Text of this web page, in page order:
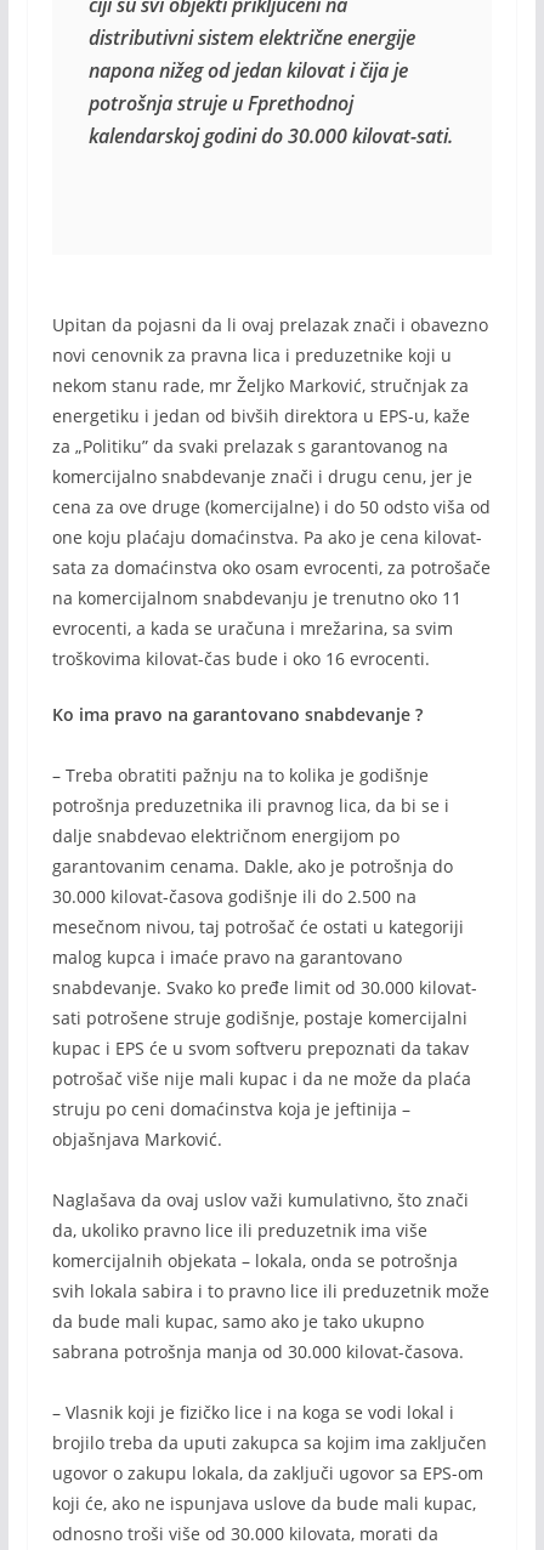
distributivni sistem električne energije
napona nižeg od jedan kilovat i čija je
potrošnja struje u Fprethodnoj
Upitan da pojasni da li ovaj prelazak znači i obavezno
novi cenovnik za pravna lica i preduzetnike koji u
nekom stanu rade, mr Željko Marković, stručnjak za
energetiku i jedan od bivših direktora u EPS-u, kaže
za „Politiku” da svaki prelazak s garantovanog na
komercijalno snabdevanje znači i drugu cenu, jer je
cena za ove druge (komercijalne) i do 50 odsto viša od
one koju plaćaju domaćinstva. Pa ako je cena kilovat-
sata za domaćinstva oko osam evrocenti, za potrošače
na komercijalnom snabdevanju je trenutno oko 11
evrocenti, a kada se uračuna i mrežarina, sa svim
troškovima kilovat-čas bude i oko 16 evrocenti.
Ko ima pravo na garantovano snabdevanje ?
– Treba obratiti pažnju na to kolika je godišnje
potrošnja preduzetnika ili pravnog lica, da bi se i
dalje snabdevao električnom energijom po
garantovanim cenama. Dakle, ako je potrošnja do
30.000 kilovat-časova godišnje ili do 2.500 na
mesečnom nivou, taj potrošač će ostati u kategoriji
malog kupca i imaće pravo na garantovano
snabdevanje. Svako ko pređe limit od 30.000 kilovat-
sati potrošene struje godišnje, postaje komercijalni
kupac i EPS će u svom softveru prepoznati da takav
potrošač više nije mali kupac i da ne može da plaća
struju po ceni domaćinstva koja je jeftinija –
objašnjava Marković.
Naglašava da ovaj uslov važi kumulativno, što znači
da, ukoliko pravno lice ili preduzetnik ima više
komercijalnih objekata – lokala, onda se potrošnja
svih lokala sabira i to pravno lice ili preduzetnik može
da bude mali kupac, samo ako je tako ukupno
sabrana potrošnja manja od 30.000 kilovat-časova.
– Vlasnik koji je fizičko lice i na koga se vodi lokal i
brojilo treba da uputi zakupca sa kojim ima zaključen
ugovor o zakupu lokala, da zaključi ugovor sa EPS-om
koji će, ako ne ispunjava uslove da bude mali kupac,
odnosno troši više od 30.000 kilovata, morati da